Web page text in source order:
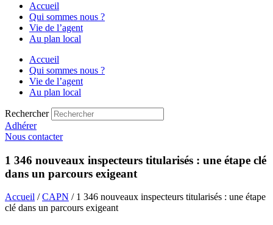
Accueil
Qui sommes nous ?
Vie de l’agent
Au plan local
Accueil
Qui sommes nous ?
Vie de l’agent
Au plan local
Rechercher
Adhérer
Nous contacter
1 346 nouveaux inspecteurs titularisés : une étape clé
dans un parcours exigeant
Accueil /CAPN / 1 346 nouveaux inspecteurs titularisés : une étape
clé dans un parcours exigeant